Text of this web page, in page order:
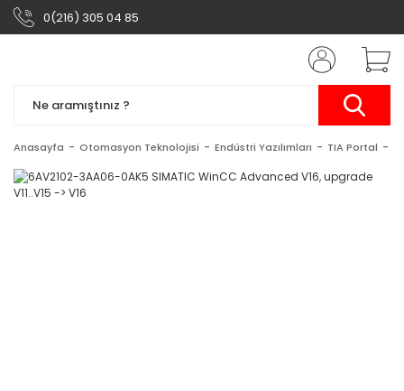
0(216) 305 04 85
Anasayfa Otomasyon Teknolojisi Endüstri Yazılımları TIA Portal